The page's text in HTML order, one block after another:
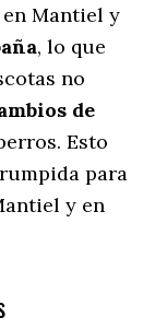
Mantiel y
, lo que
no
de
. Esto
para
y en